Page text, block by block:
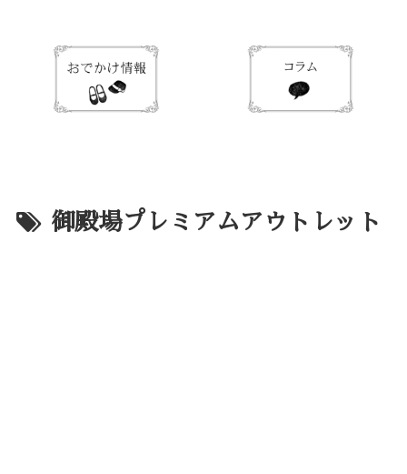
御殿場プレミアムアウトレット